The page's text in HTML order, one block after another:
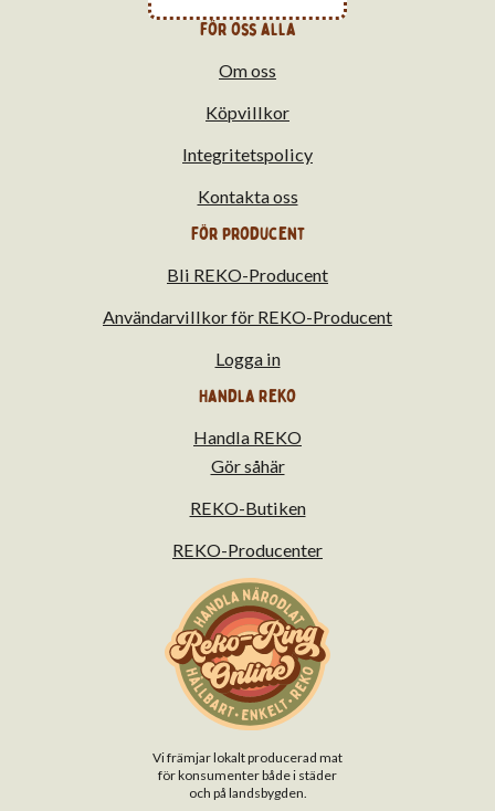
Vi främjar lokalt producerad mat
för konsumenter både i städer
och på landsbygden.
Handla Reko
Handla REKO
Gör såhär
REKO-Butiken
REKO-Producenter
För producent
Bli REKO-Producent
Användarvillkor för REKO-Producent
Logga in
för oss alla
Om oss
Köpvillkor
Integritetspolicy
Kontakta oss